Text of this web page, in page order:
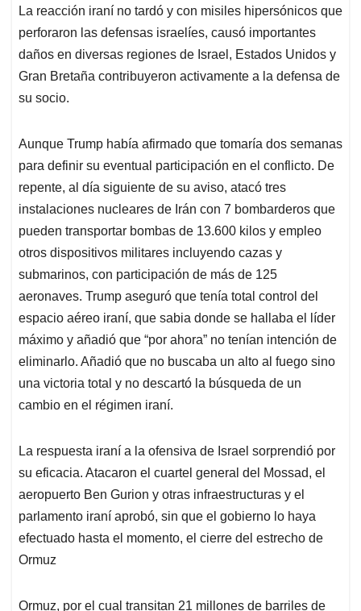
La reacción iraní no tardó y con misiles hipersónicos que
perforaron las defensas israelíes, causó importantes
daños en diversas regiones de Israel, Estados Unidos y
Gran Bretaña contribuyeron activamente a la defensa de
su socio.
Aunque Trump había afirmado que tomaría dos semanas
para definir su eventual participación en el conflicto. De
repente, al día siguiente de su aviso, atacó tres
instalaciones nucleares de Irán con 7 bombarderos que
pueden transportar bombas de 13.600 kilos y empleo
otros dispositivos militares incluyendo cazas y
submarinos, con participación de más de 125
aeronaves. Trump aseguró que tenía total control del
espacio aéreo iraní, que sabia donde se hallaba el líder
máximo y añadió que “por ahora” no tenían intención de
eliminarlo. Añadió que no buscaba un alto al fuego sino
una victoria total y no descartó la búsqueda de un
cambio en el régimen iraní.
La respuesta iraní a la ofensiva de Israel sorprendió por
su eficacia. Atacaron el cuartel general del Mossad, el
aeropuerto Ben Gurion y otras infraestructuras y el
parlamento iraní aprobó, sin que el gobierno lo haya
efectuado hasta el momento, el cierre del estrecho de
Ormuz
Ormuz, por el cual transitan 21 millones de barriles de